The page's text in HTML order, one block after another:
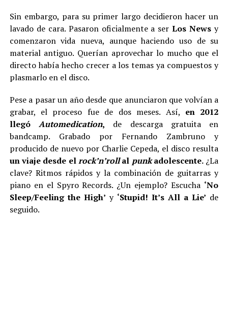
Sin embargo, para su primer largo decidieron hacer un
lavado de cara. Pasaron oficialmente a serLos News y
comenzaron vida nueva, aunque haciendo uso de su
material antiguo. Querían aprovechar lo mucho que el
directo había hecho crecer a los temas ya compuestos y
plasmarlo en el disco.
Pese a pasar un año desde que anunciaron que volvían a
grabar, el proceso fue de dos meses. Así, en 2012
llegó Automedication, de descarga gratuita en
bandcamp. Grabado por Fernando Zambruno y
producido de nuevo por Charlie Cepeda, el disco resulta
un viaje desde elrock’n’rollal punkadolescente. ¿La
clave? Ritmos rápidos y la combinación de guitarras y
piano en el Spyro Records. ¿Un ejemplo? Escucha ‘No
Sleep/Feeling the High’ y ‘Stupid! It’s All a Lie’ de
seguido.